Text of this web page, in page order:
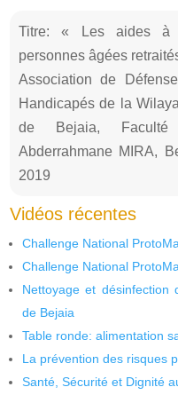
Titre: « Les aides à
personnes âgées
Association de
Handicapés de la
de Bejaia, Faculté
Abderrahmane MIRA,
2019
Vidéos récentes
Challenge National
Challenge National
Nettoyage et désinfection
de Bejaia
Table ronde: alimentation
La prévention des risques
Santé, Sécurité et Dignité